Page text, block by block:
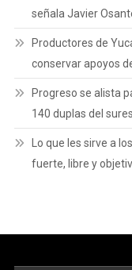
señala Javier
Productores de
conservar apoyos
Progreso se alista
140 duplas del
Lo que les sirve a
fuerte, libre y